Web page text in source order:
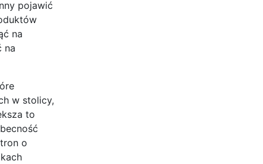
pojawić
na
na
w stolicy,
to
o